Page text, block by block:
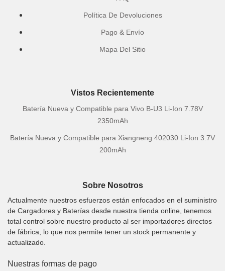
Política De Devoluciones
Pago & Envío
Mapa Del Sitio
Vistos Recientemente
Batería Nueva y Compatible para Vivo B-U3 Li-Ion 7.78V
2350mAh
Batería Nueva y Compatible para Xiangneng 402030 Li-Ion 3.7V
200mAh
Sobre Nosotros
Actualmente nuestros esfuerzos están enfocados en el suministro
de Cargadores y Baterías desde nuestra tienda online, tenemos
total control sobre nuestro producto al ser importadores directos
de fábrica, lo que nos permite tener un stock permanente y
actualizado.
Nuestras formas de pago